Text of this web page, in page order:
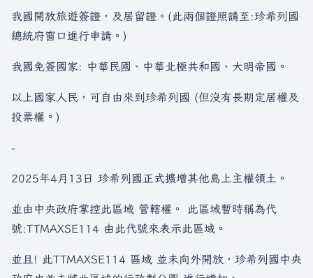
我國開放旅遊簽證，及居留證。(此兩個證照請至:珍希列國
總統府窗口進行申請。)
我國免簽國家: 中華民國、中華北極共和國、大明帝國。
以上國家人民，可自由來到珍希列國 (但沒有長期定居權及
投票權。)
-
2025年4月13日 珍希列國正式擴增其他島上主權領土。
並由中央政府掌控此區域 管轄權。 此區域暫時稱為代
號:TTMAXSE114 由此代號來表示此區域。
並且! 此TTMAXSE114 區域 並未向外開放，珍希列國中央